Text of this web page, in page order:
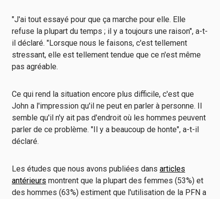
"J'ai tout essayé pour que ça marche pour elle. Elle
refuse la plupart du temps ; il y a toujours une raison", a-t-
il déclaré. "Lorsque nous le faisons, c'est tellement
stressant, elle est tellement tendue que ce n'est même
pas agréable.
Ce qui rend la situation encore plus difficile, c'est que
John a l'impression qu'il ne peut en parler à personne. Il
semble qu'il n'y ait pas d'endroit où les hommes peuvent
parler de ce problème. "Il y a beaucoup de honte", a-t-il
déclaré.
Les études que nous avons publiées dans articles
antérieurs montrent que la plupart des femmes (53%) et
des hommes (63%) estiment que l'utilisation de la PFN a